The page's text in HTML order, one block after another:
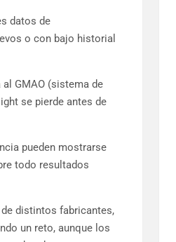
datos de
o con bajo historial
GMAO (sistema de
se pierde antes de
pueden mostrarse
todo resultados
distintos fabricantes,
un reto, aunque los